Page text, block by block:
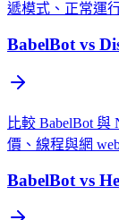
遞模式、正常運
BabelBot vs
比較 BabelBot 與
價、線程與網
BabelBot vs